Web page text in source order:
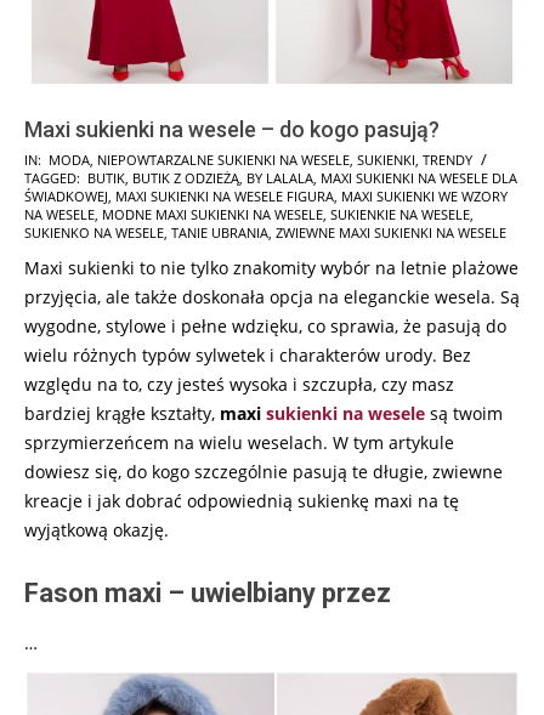
Maxi sukienki na wesele – do kogo pasują?
2023-
10-
19
IN: MODA NIEPOWTARZALNE SUKIENKI NA WESELE SUKIENKI TRENDY
TAGGED: BUTIK BUTIK Z ODZIEŻĄ BY LALALA MAXI SUKIENKI NA WESELE DLA
ŚWIADKOWEJ MAXI SUKIENKI NA WESELE FIGURA MAXI SUKIENKI WE WZORY
NA WESELE MODNE MAXI SUKIENKI NA WESELE SUKIENKIE NA WESELE
SUKIENKO NA WESELE TANIE UBRANIA ZWIEWNE MAXI SUKIENKI NA WESELE
Maxi sukienki to nie tylko znakomity wybór na letnie plażowe
przyjęcia, ale także doskonała opcja na eleganckie wesela. Są
wygodne, stylowe i pełne wdzięku, co sprawia, że pasują do
wielu różnych typów sylwetek i charakterów urody. Bez
względu na to, czy jesteś wysoka i szczupła, czy masz
bardziej krągłe kształty, maxi sukienki na wesele są twoim
sprzymierzeńcem na wielu weselach. W tym artykule
dowiesz się, do kogo szczególnie pasują te długie, zwiewne
kreacje i jak dobrać odpowiednią sukienkę maxi na tę
wyjątkową okazję.
Fason maxi – uwielbiany przez
…